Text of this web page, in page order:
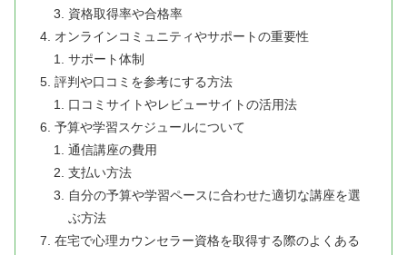
資格取得率や合格率
オンラインコミュニティやサポートの重要性
サポート体制
評判や口コミを参考にする方法
口コミサイトやレビューサイトの活用法
予算や学習スケジュールについて
通信講座の費用
支払い方法
自分の予算や学習ペースに合わせた適切な講座を選
ぶ方法
在宅で心理カウンセラー資格を取得する際のよくある